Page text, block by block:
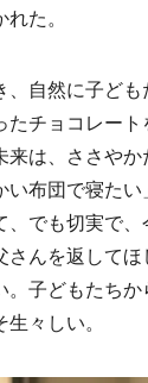
た。
自然に子ど
たチョコレー
来は、ささや
い布団で寝た
、でも切実で
さんを返して
。子どもたち
々しい。